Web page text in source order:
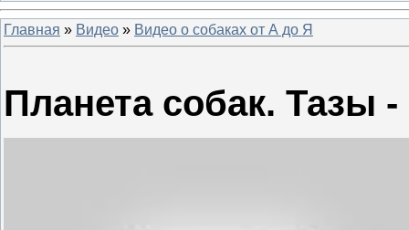
Главная » Видео » Видео о собаках от А до Я
Планета собак. Тазы